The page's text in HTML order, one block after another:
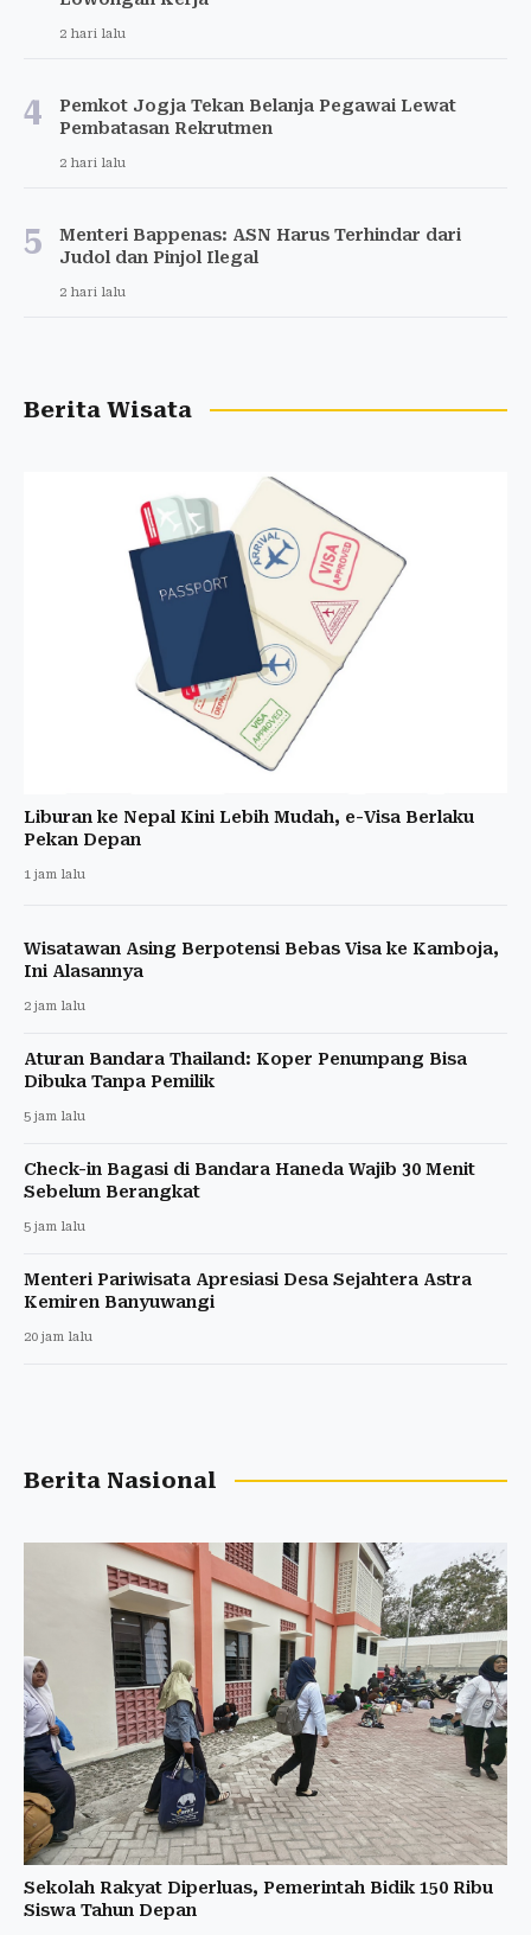
2 hari lalu
4
Pemkot Jogja Tekan Belanja Pegawai Lewat
Pembatasan Rekrutmen
2 hari lalu
5
Menteri Bappenas: ASN Harus Terhindar dari
Judol dan Pinjol Ilegal
2 hari lalu
Berita Wisata
Liburan ke Nepal Kini Lebih Mudah, e-Visa Berlaku
Pekan Depan
1 jam lalu
Wisatawan Asing Berpotensi Bebas Visa ke Kamboja,
Ini Alasannya
2 jam lalu
Aturan Bandara Thailand: Koper Penumpang Bisa
Dibuka Tanpa Pemilik
5 jam lalu
Check-in Bagasi di Bandara Haneda Wajib 30 Menit
Sebelum Berangkat
5 jam lalu
Menteri Pariwisata Apresiasi Desa Sejahtera Astra
Kemiren Banyuwangi
20 jam lalu
Berita Nasional
Sekolah Rakyat Diperluas, Pemerintah Bidik 150 Ribu
Siswa Tahun Depan